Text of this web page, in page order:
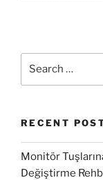
RECENT
Monitör
Değiştirme